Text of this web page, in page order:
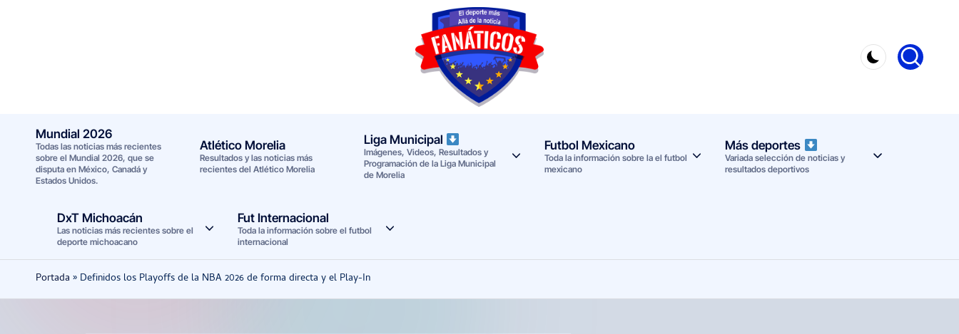
F
a
a
Noticias
deportivas
2026
Mundial 2026
Todas las noticias más recientes
sobre el Mundial 2026, que se
disputa en México, Canadá y
Estados Unidos.
Atlético Morelia
Resultados y las noticias más
recientes del Atlético Morelia
Liga Municipal
Imágenes, Videos, Resultados y
Programación de la Liga Municipal
de Morelia
Futbol Mexicano
Toda la información sobre la el futbol
mexicano
Más deportes
Variada selección de noticias y
resultados deportivos
DxT Michoacán
Las noticias más recientes sobre el
deporte michoacano
Fut Internacional
Toda la información sobre el futbol
internacional
Portada » Definidos los Playoffs de la NBA 2026 de forma directa y el Play-In